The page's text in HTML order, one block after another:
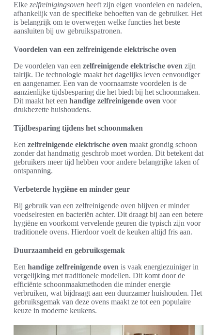
Elke zelfreinigingsoven heeft zijn eigen voordelen en nadelen,
afhankelijk van de specifieke behoeften van de gebruiker. Het
is belangrijk om te overwegen welke functies het beste
aansluiten bij uw gebruikspatronen.
Voordelen van een zelfreinigende elektrische oven
De voordelen van een zelfreinigende elektrische oven zijn
talrijk. De technologie maakt het dagelijks leven eenvoudiger
en aangenamer. Een van de voornaamste voordelen is de
aanzienlijke tijdsbesparing die het biedt bij het schoonmaken.
Dit maakt het een handige zelfreinigende oven voor
drukbezette huishoudens.
Tijdbesparing tijdens het schoonmaken
Een zelfreinigende elektrische oven maakt grondig schoon
zonder dat handmatig geschrob moet worden. Dit betekent dat
gebruikers meer tijd hebben voor andere belangrijke taken of
ontspanning.
Verbeterde hygiëne en minder geur
Bij gebruik van een zelfreinigende oven blijven er minder
voedselresten en bacteriën achter. Dit draagt bij aan een betere
hygiëne en voorkomt vervelende geuren die typisch zijn voor
traditionele ovens. Hierdoor voelt de keuken altijd fris aan.
Duurzaamheid en gebruiksgemak
Een handige zelfreinigende oven is vaak energiezuiniger in
vergelijking met traditionele modellen. Dit komt door de
efficiënte schoonmaakmethoden die minder energie
verbruiken, wat bijdraagt aan een duurzamer huishouden. Het
gebruiksgemak van deze ovens maakt ze tot een populaire
keuze in moderne keukens.